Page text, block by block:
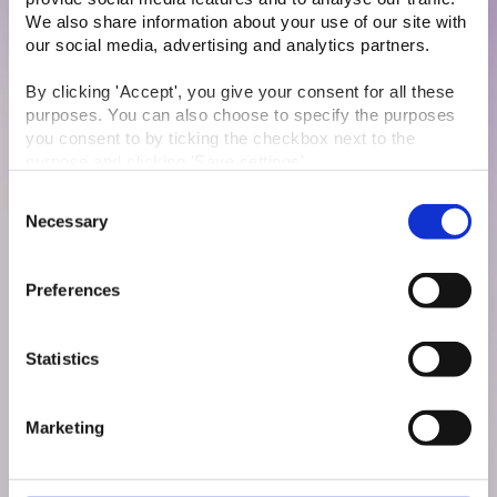
We also share information about your use of our site with
our social media, advertising and analytics partners.
By clicking 'Accept', you give your consent for all these
purposes. You can also choose to specify the purposes
you consent to by ticking the checkbox next to the
You may withdraw your consent at any time by clicking
the small icon at the bottom right corner of the website.
You can read more about how we use cookies and other
technologies and how we collect and process personal
Selection
Necessary
Preferences
Statistics
Marketing
Telefon:41 88 42 00
Flere ledige